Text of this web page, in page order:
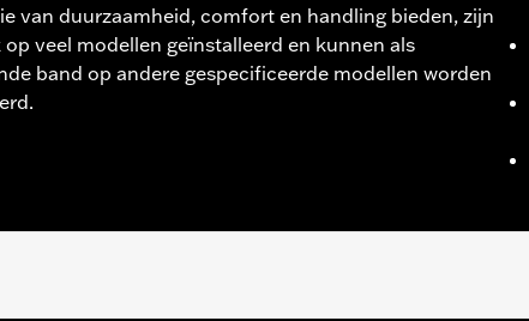
van duurzaamheid, comfort en handling bieden, zijn
veel modellen geïnstalleerd en kunnen als
band op andere gespecificeerde modellen worden